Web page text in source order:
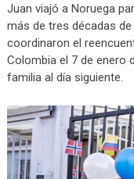
Juan viajó a Noruega
más de tres décadas
coordinaron el
Colombia el 7 de enero
familia al día siguiente.